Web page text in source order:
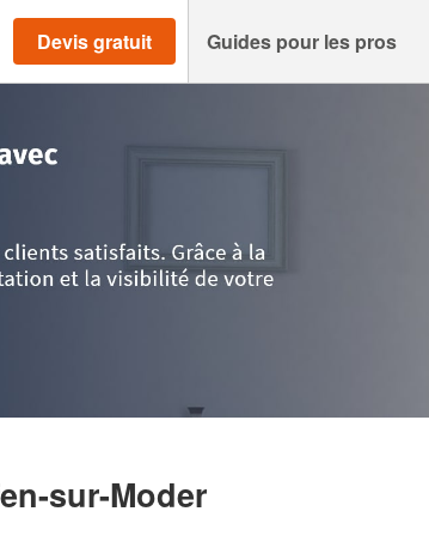
Devis gratuit Guides pour les pros
sur-Moder